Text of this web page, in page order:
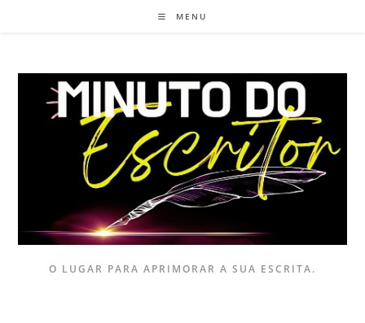
MENU
O LUGAR PARA APRIMORAR A SUA ESCRITA.